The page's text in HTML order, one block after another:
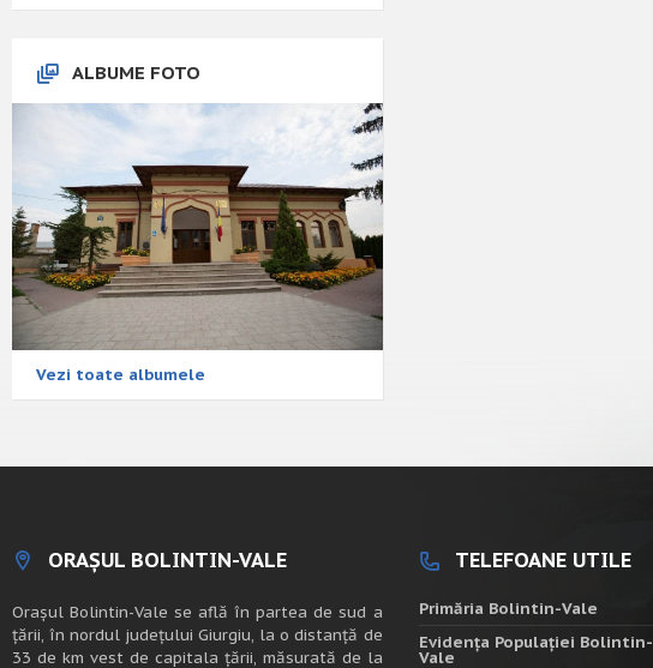
ALBUME FOTO
Vezi toate albumele
ORAȘUL BOLINTIN-VALE
Oraşul Bolintin-Vale se află în partea de sud a
ţării, în nordul judeţului Giurgiu, la o distanţă de
33 de km vest de capitala țării, măsurată de la
TELEFOANE UTILE
Primăria Bolintin-Vale
Evidența Populației Bolintin-
Vale